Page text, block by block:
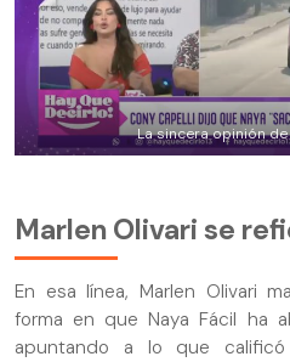
La sincera opinión
Marlen Olivari se
En esa línea, Marlen Olivari
forma en que Naya Fácil ha
apuntando a lo que